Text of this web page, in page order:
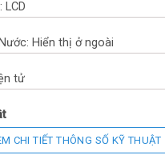
LCD
Hiển thị ở ngoài
tử
loại chống dính
CHI TIẾT THÔNG SỐ KỸ THUẬT